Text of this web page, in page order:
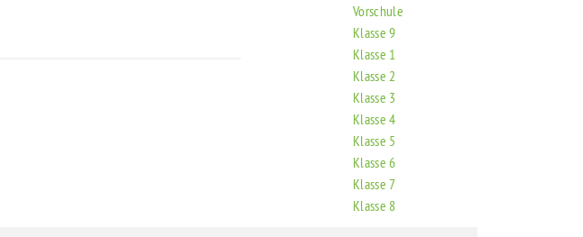
Vorschule
Klasse 9
Klasse 1
Klasse 2
Klasse 3
Klasse 4
Klasse 5
Klasse 6
Klasse 7
Klasse 8